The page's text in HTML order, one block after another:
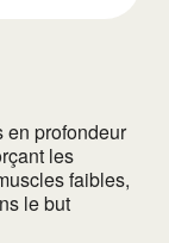
en profondeur
les
faibles,
le but